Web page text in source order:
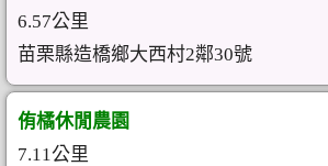
6.57公里
苗栗縣造橋鄉大西村2鄰30號
侑橘休閒農園
7.11公里